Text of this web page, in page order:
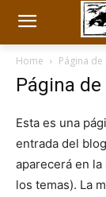
Home Página
Página
Esta es una
entrada del
aparecerá en
los temas). La